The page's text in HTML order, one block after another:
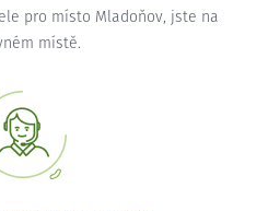
pro místo Mladoňov, jste na
místě.